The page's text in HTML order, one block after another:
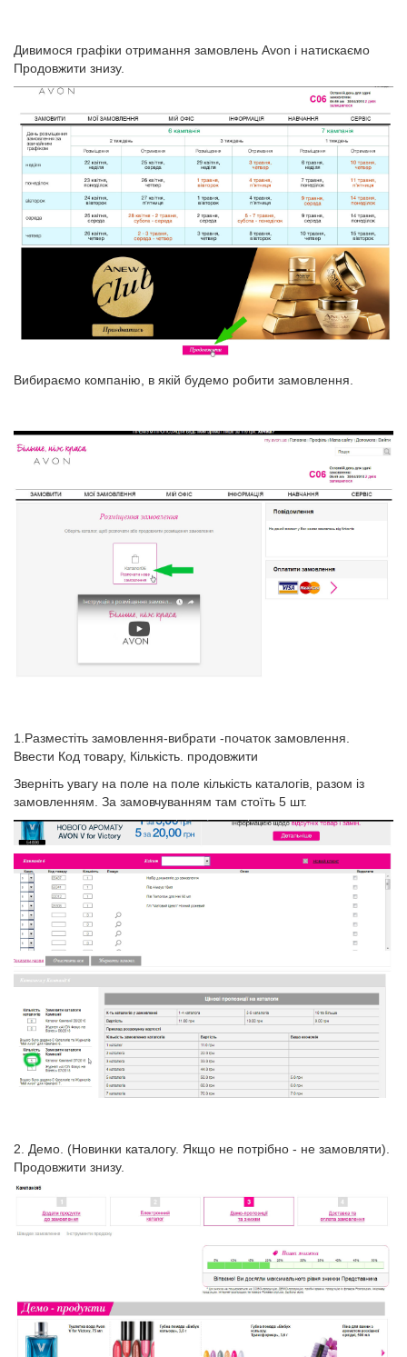
Дивимося графіки отримання замовлень Avon і натискаємо
Продовжити знизу.
Вибираємо компанію, в якій будемо робити замовлення.
1.Разместіть замовлення-вибрати -початок замовлення.
Ввести Код товару, Кількість. продовжити
Зверніть увагу на поле на поле кількість каталогів, разом із
замовленням. За замовчуванням там стоїть 5 шт.
2. Демо. (Новинки каталогу. Якщо не потрібно - не замовляти).
Продовжити знизу.